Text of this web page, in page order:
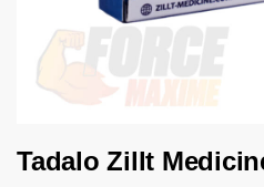
Tadalo Zillt